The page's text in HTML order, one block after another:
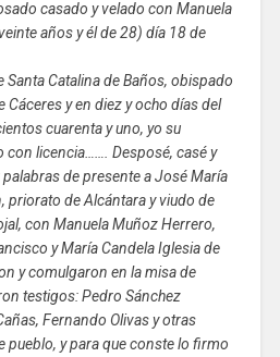
casado y velado con Manuela
años y él de 28) día 18 de
Santa Catalina de Baños, obispado
y en diez y ocho días del
cuarenta y uno, yo su
licencia……. Desposé, casé y
palabras de presente a José María
priorato de Alcántara y viudo de
con Manuela Muñoz Herrero,
y María Candela Iglesia de
y comulgaron en la misa de
testigos: Pedro Sánchez
Fernando Olivas y otras
pueblo, y para que conste lo firmo